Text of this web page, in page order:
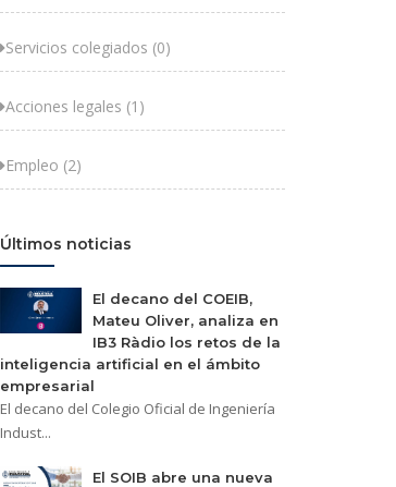
Servicios colegiados (0)
Acciones legales (1)
Empleo (2)
Últimos noticias
El decano del COEIB,
Mateu Oliver, analiza en
IB3 Ràdio los retos de la
inteligencia artificial en el ámbito
empresarial
El decano del Colegio Oficial de Ingeniería
Indust...
El SOIB abre una nueva